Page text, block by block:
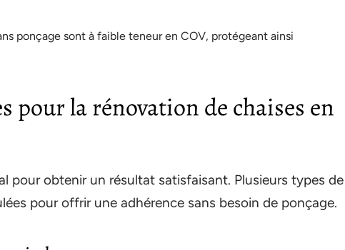
ponçage sont à faible teneur en COV, protégeant ainsi
pour la rénovation de chaises en
pour obtenir un résultat satisfaisant. Plusieurs types de
pour offrir une adhérence sans besoin de ponçage.